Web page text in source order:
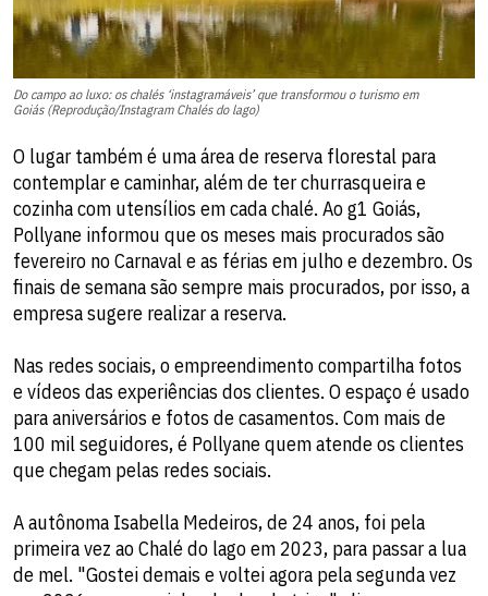
Do campo ao luxo: os chalés ‘instagramáveis’ que transformou o turismo em
Goiás (Reprodução/Instagram Chalés do lago)
O lugar também é uma área de reserva florestal para
contemplar e caminhar, além de ter churrasqueira e
cozinha com utensílios em cada chalé. Ao g1 Goiás,
Pollyane informou que os meses mais procurados são
fevereiro no Carnaval e as férias em julho e dezembro. Os
finais de semana são sempre mais procurados, por isso, a
empresa sugere realizar a reserva.
Nas redes sociais, o empreendimento compartilha fotos
e vídeos das experiências dos clientes. O espaço é usado
para aniversários e fotos de casamentos. Com mais de
100 mil seguidores, é Pollyane quem atende os clientes
que chegam pelas redes sociais.
A autônoma Isabella Medeiros, de 24 anos, foi pela
primeira vez ao Chalé do lago em 2023, para passar a lua
de mel. "Gostei demais e voltei agora pela segunda vez